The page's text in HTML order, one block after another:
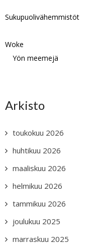
Sukupuolivähemmistöt
Woke
Yön meemejä
Arkisto
toukokuu 2026
huhtikuu 2026
maaliskuu 2026
helmikuu 2026
tammikuu 2026
joulukuu 2025
marraskuu 2025